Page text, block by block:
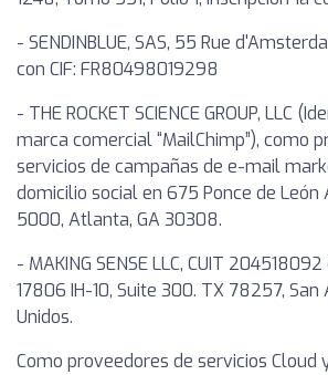
- SENDINBLUE, SAS, 55 Rue
con CIF: FR80498019298
- THE ROCKET SCIENCE GROUP, LLC
marca comercial “MailChimp”), como
servicios de campañas de e-mail
domicilio social en 675 Ponce de León
5000, Atlanta, GA 30308.
- MAKING SENSE LLC, CUIT
17806 IH-10, Suite 300. TX 78257, San
Unidos.
Como proveedores de servicios Cloud